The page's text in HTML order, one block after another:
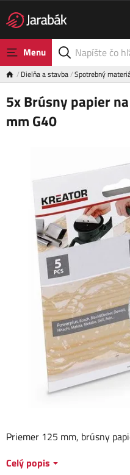
Menu
Dielňa a stavba Spotrebný
5x Brúsny papier
mm G40
Priemer 125 mm, brúsny
Celý popis